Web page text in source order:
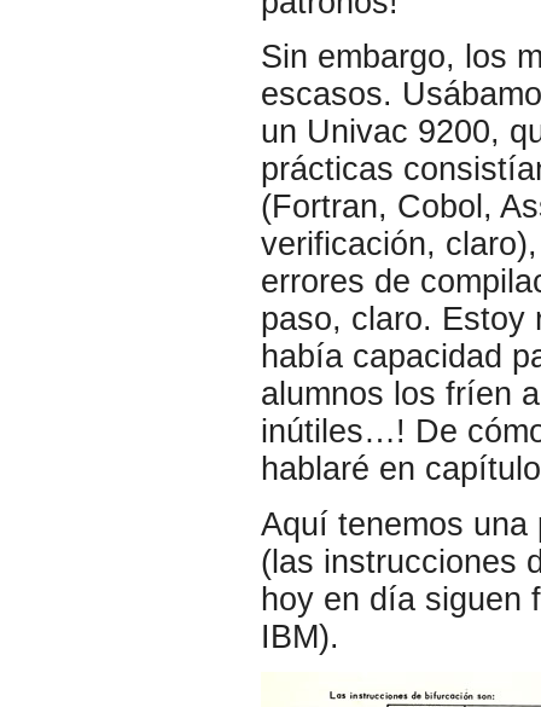
Sin embargo, los
escasos.
un Univac 9200,
prácticas
(Fortran, Cobol,
verificación,
errores de
paso, claro.
había capacidad
alumnos los fríen
inútiles…! De
hablaré en
Aquí tenemos una
(las instrucciones
hoy en día siguen
IBM).